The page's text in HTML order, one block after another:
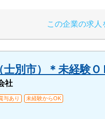
この企業の求人
別市）＊未経験Ｏ
社
与あり 未経験からOK